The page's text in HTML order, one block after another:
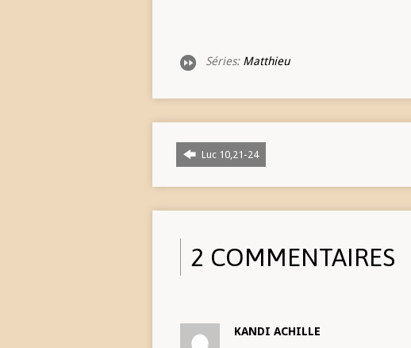
Séries: Matthieu
Luc 10,21-24
2 COMMENTAIRES
KANDI ACHILLE